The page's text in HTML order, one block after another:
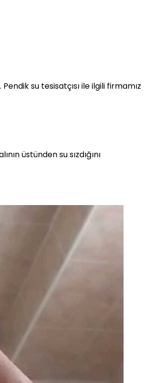
su tesisatçısı ile ilgili firmamız
üstünden su sızdığını